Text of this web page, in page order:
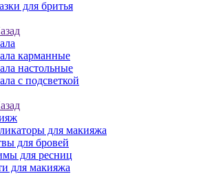
для бритья
карманные
настольные
с подсветкой
для макияжа
для бровей
для ресниц
для макияжа